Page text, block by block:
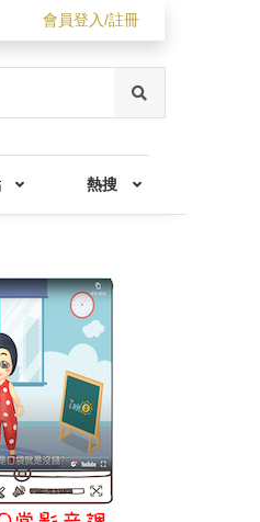
會員登入/註冊
熱搜